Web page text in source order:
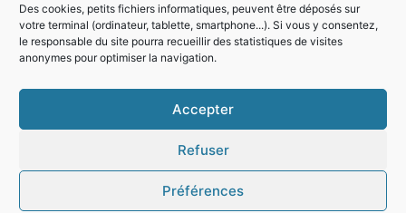
Des cookies, petits fichiers informatiques, peuvent être déposés sur
votre terminal (ordinateur, tablette, smartphone...). Si vous y consentez,
le responsable du site pourra recueillir des statistiques de visites
anonymes pour optimiser la navigation.
Accepter
Refuser
Préférences
Horaires d'ouverture de la mairie